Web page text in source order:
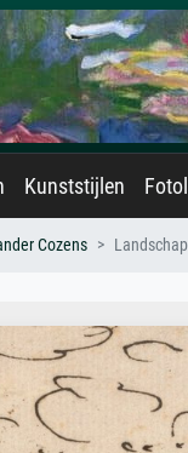
Kunststijlen
Cozens